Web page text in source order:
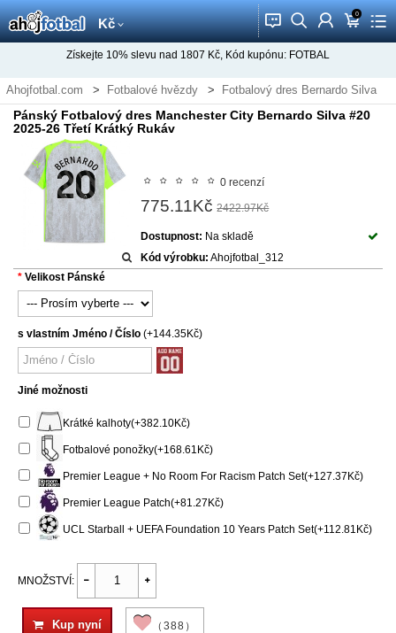
Kč 󰂱 󰂨 󰃳 0
󰃦 󰃖
Získejte 10% slevu nad 1807 Kč, Kód kupónu: FOTBAL
Ahojfotbal.com Fotbalové hvězdy Fotbalový dres Bernardo Silva
Pánský Fotbalový dres Manchester City Bernardo Silva #20
2025-26 Třetí Krátký Rukáv
0 recenzí
775.11Kč 2422.97Kč
Dostupnost: Na skladě
Kód výrobku: Ahojfotbal_312
Velikost Pánské
s vlastním Jméno / Číslo (+144.35Kč)
Jiné možnosti
Krátké kalhoty(+382.10Kč)
Fotbalové ponožky(+168.61Kč)
Premier League + No Room For Racism Patch Set(+127.37Kč)
Premier League Patch(+81.27Kč)
UCL Starball + UEFA Foundation 10 Years Patch Set(+112.81Kč)
MNOŽSTVÍ:
Kup nyní （388）